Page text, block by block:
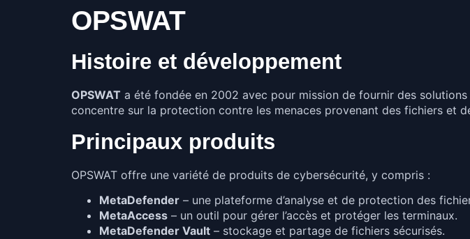
OPSWAT
Histoire et développement
OPSWAT a été fondée en 2002 avec pour mission de fournir des
concentre sur la protection contre les menaces provenant des fichiers et
Principaux produits
OPSWAT offre une variété de produits de cybersécurité, y compris :
MetaDefender – une plateforme d’analyse et de protection des
MetaAccess – un outil pour gérer l’accès et protéger les terminaux.
MetaDefender Vault – stockage et partage de fichiers sécurisés.